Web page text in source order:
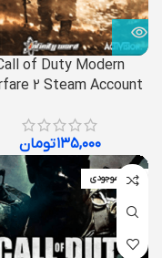
of Duty Modern
2 Steam Account
۱۳۵,۰۰۰تومان
اتمام موجودی